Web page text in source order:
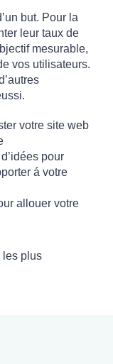
but. Pour la
leur taux de
mesurable,
vos utilisateurs.
votre site web
pour
á votre
allouer votre
les plus